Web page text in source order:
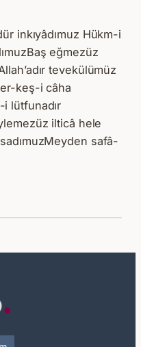
inkıyâdımuz Hükm-i
eğmezüz
tevekülümüz
keş-i câha
i lütfunadır
ilticâ hele
safâ-